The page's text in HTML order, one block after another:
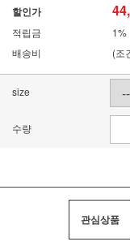
할인가
적립금
1%
배송비
(조
size
수량
관심상품